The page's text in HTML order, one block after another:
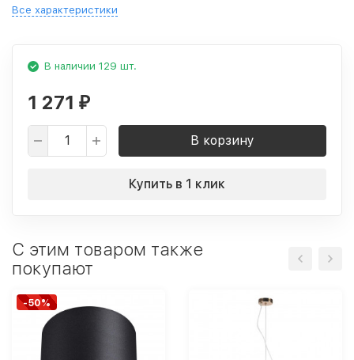
Все характеристики
В наличии 129 шт.
1 271 ₽
В корзину
Купить в 1 клик
C этим товаром также
покупают
-50%